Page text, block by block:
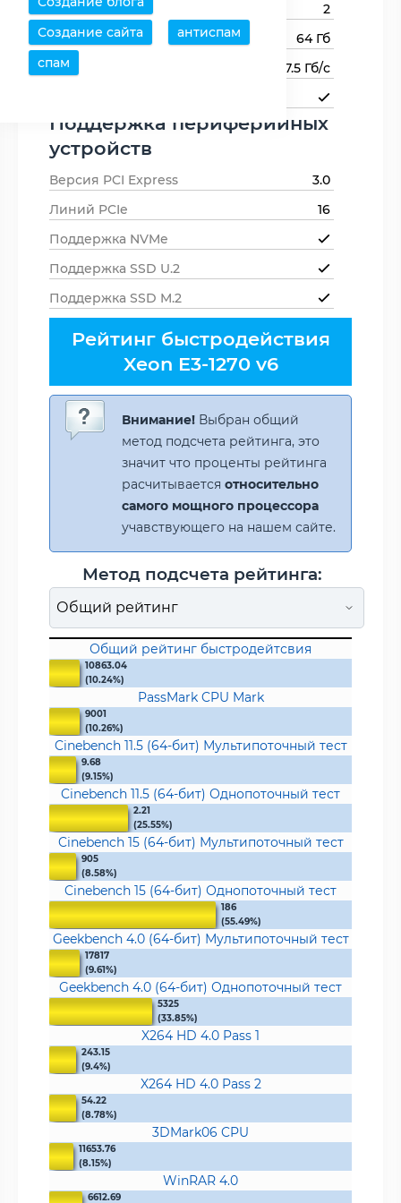
Создание сайта
антиспам
спам
Каналов памяти
2
Максимальный объем памяти
64 Гб
Пропускная способность памяти
37.5 Гб/с
Поддержка периферийных
устройств
Версия PCI Express
3.0
Линий PCIe
16
Поддержка NVMe
Поддержка SSD U.2
Поддержка SSD M.2
Рейтинг быстродействия
Xeon E3-1270 v6
Внимание! Выбран общий
метод подсчета рейтинга, это
значит что проценты рейтинга
расчитывается относительно
самого мощного процессора
учавствующего на нашем сайте.
Метод подсчета рейтинга:
Общий рейтинг быстродейтсвия
10863.04
(10.24%)
PassMark CPU Mark
9001
(10.26%)
Cinebench 11.5 (64-бит) Мультипоточный тест
9.68
(9.15%)
Cinebench 11.5 (64-бит) Однопоточный тест
2.21
(25.55%)
Cinebench 15 (64-бит) Мультипоточный тест
905
(8.58%)
Cinebench 15 (64-бит) Однопоточный тест
186
(55.49%)
Geekbench 4.0 (64-бит) Мультипоточный тест
17817
(9.61%)
Geekbench 4.0 (64-бит) Однопоточный тест
5325
(33.85%)
X264 HD 4.0 Pass 1
243.15
(9.4%)
X264 HD 4.0 Pass 2
54.22
(8.78%)
3DMark06 CPU
11653.76
(8.15%)
WinRAR 4.0
6612.69